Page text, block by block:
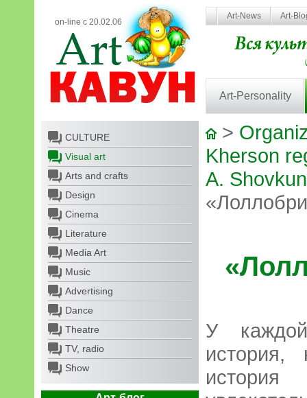
on-line с 20.02.06
Art-News Art-
Art-Personality
CULTURE
Visual art
Arts and crafts
Design
Cinema
Literature
Media Art
Music
Advertising
Dance
Theatre
TV, radio
Show
>
Kherson
A.
У